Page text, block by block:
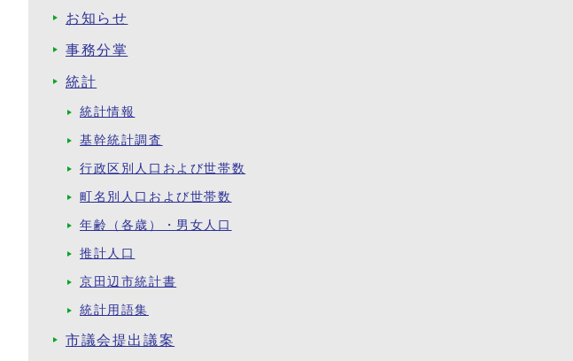
お知らせ
事務分掌
統計
統計情報
基幹統計調査
行政区別人口および世帯数
町名別人口および世帯数
年齢（各歳）・男女人口
推計人口
京田辺市統計書
統計用語集
市議会提出議案